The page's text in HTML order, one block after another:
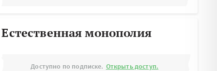
Естественная монополия
Доступно по подписке. Открыть доступ.